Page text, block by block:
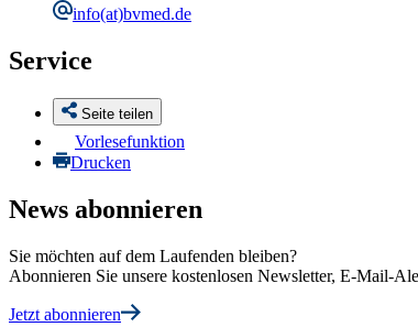
info(at)bvmed.de
Service
Seite teilen
Vorlesefunktion
Drucken
News abonnieren
Sie möchten auf dem Laufenden bleiben?
Abonnieren Sie unsere kostenlosen Newsletter, E-Mail-
Jetzt abonnieren